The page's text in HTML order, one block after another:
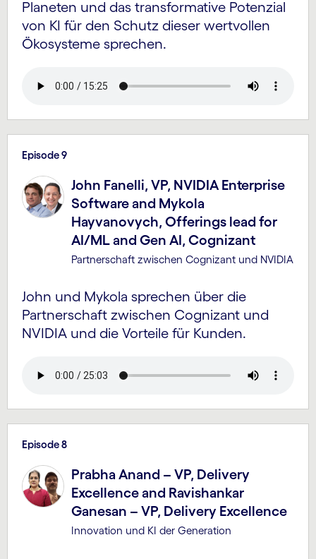
Planeten und das transformative Potenzial
von KI für den Schutz dieser wertvollen
Ökosysteme sprechen.
Episode 9
John Fanelli, VP, NVIDIA Enterprise
Software and Mykola
Hayvanovych, Offerings lead for
AI/ML and Gen AI, Cognizant
Partnerschaft zwischen Cognizant und NVIDIA
John und Mykola sprechen über die
Partnerschaft zwischen Cognizant und
NVIDIA und die Vorteile für Kunden.
Episode 8
Prabha Anand – VP, Delivery
Excellence and Ravishankar
Ganesan – VP, Delivery Excellence
Innovation und KI der Generation